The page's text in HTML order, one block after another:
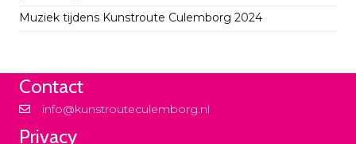
Muziek tijdens Kunstroute Culemborg 2024
Contact
info@kunstrouteculemborg.nl
Privacy